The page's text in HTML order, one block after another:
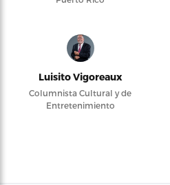
Luisito Vigoreaux
Columnista Cultural y de
Entretenimiento